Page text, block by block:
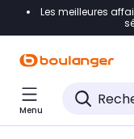
Accéder
Accéder
Accéder
Les meilleures
Menu